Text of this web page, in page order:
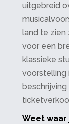
uitgebreid
land te zien
voor een
klassieke
voorstelling
beschrijving
Weet waar